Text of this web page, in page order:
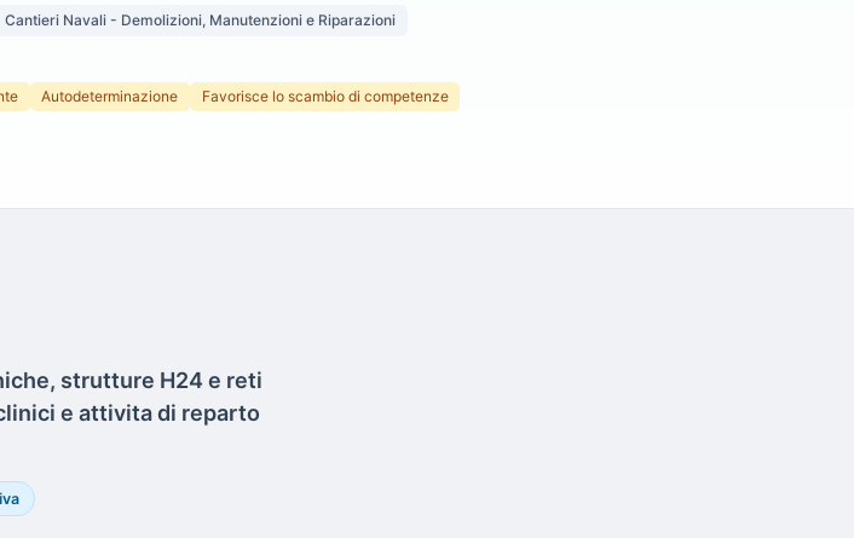
Cantieri Navali - Demolizioni, Manutenzioni e Riparazioni
Autodeterminazione Favorisce lo scambio di competenze
strutture H24 e reti
e attivita di reparto